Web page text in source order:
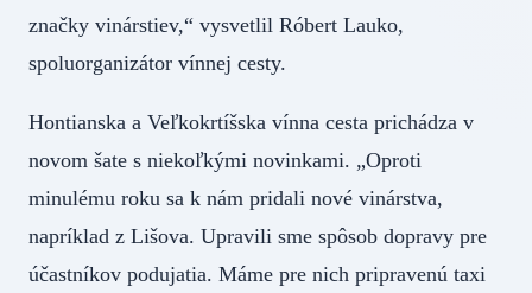
značky vinárstiev,“ vysvetlil Róbert Lauko,
spoluorganizátor vínnej cesty.
Hontianska a Veľkokrtíšska vínna cesta prichádza v
novom šate s niekoľkými novinkami. „Oproti
minulému roku sa k nám pridali nové vinárstva,
napríklad z Lišova. Upravili sme spôsob dopravy pre
účastníkov podujatia. Máme pre nich pripravenú taxi